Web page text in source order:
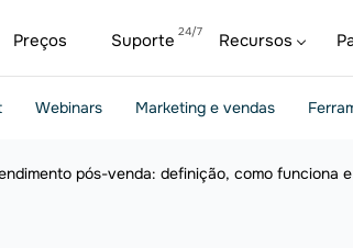
Preços Suporte Recursos
Webinars Marketing e vendas
pós-venda: definição, como funciona